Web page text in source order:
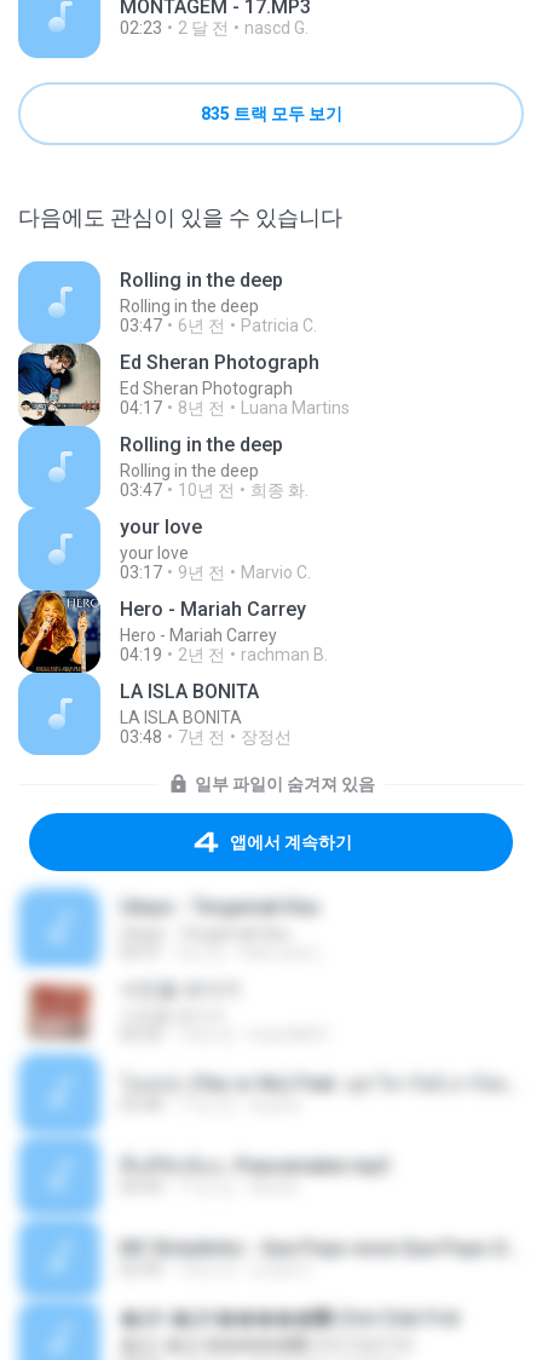
MONTAGEM - 17.MP3
02:23 2 달 전 nascd G.
835 트랙 모두 보기
다음에도 관심이 있을 수 있습니다
Rolling in the deep
Rolling in the deep
03:47
6년 전 Patricia C.
Ed Sheran Photograph
Ed Sheran Photograph
04:17
8년 전 Luana Martins
Rolling in the deep
Rolling in the deep
03:47
10년 전 희종 화.
your love
your love
03:17
9년 전 Marvio C.
Hero - Mariah Carrey
Hero - Mariah Carrey
04:19
2년 전 rachman B.
LA ISLA BONITA
LA ISLA BONITA
03:48
7년 전 장정선
일부 파일이 숨겨져 있음
앱에서 계속하기
Ukays - Tergamak Kau
사진을 보다가
พื้นที่ซับซ้อน -Peacemaker.mp3
�Ԫ �Ԫ�����԰ (Ost.Club Frid